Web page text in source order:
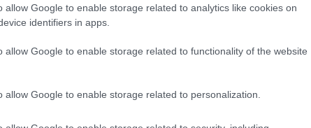
allow Google to enable storage related to analytics like cookies on
identifiers in apps.
allow Google to enable storage related to functionality of the website
allow Google to enable storage related to personalization.
με 41,2 βαθμούς Κελσίου
διατάχθηκαν να εκκενώσουν το
Ινδία για λάθη και περιεχόμενο